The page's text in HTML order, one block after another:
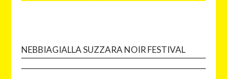
NEBBIAGIALLA SUZZARA NOIR FESTIVAL